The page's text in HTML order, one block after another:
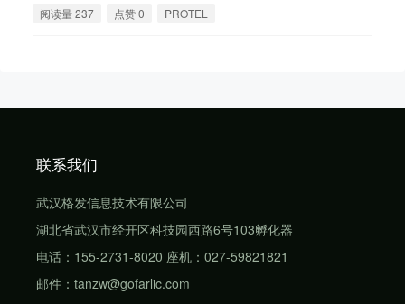
阅读量 237 点赞 0 PROTEL
联系我们
武汉格发信息技术有限公司
湖北省武汉市经开区科技园西路6号103孵化器
电话：155-2731-8020 座机：027-59821821
邮件：tanzw@gofarlic.com